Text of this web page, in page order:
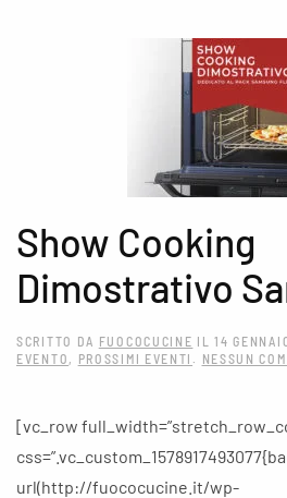
Show Cooking
Dimostrativo
SCRITTO DA FUOCOCUCINE IL14
EVENTO , PROSSIMI EVENTI . NESSUN
[vc_row
url(http://fuococucine.it/wp-